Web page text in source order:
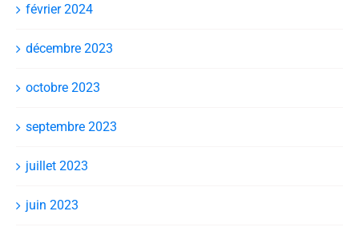
février 2024
décembre 2023
octobre 2023
septembre 2023
juillet 2023
juin 2023